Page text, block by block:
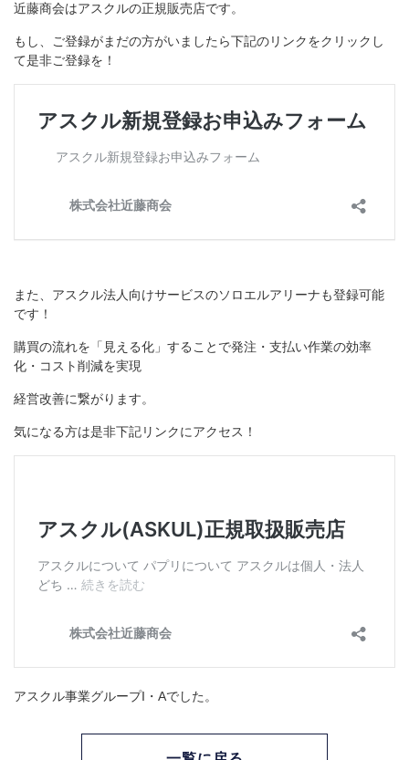
近藤商会はアスクルの正規販売店です。
もし、ご登録がまだの方がいましたら下記のリンクをクリックし
て是非ご登録を！
また、アスクル法人向けサービスのソロエルアリーナも登録可能
です！
購買の流れを「見える化」することで発注・支払い作業の効率
化・コスト削減を実現
経営改善に繋がります。
気になる方は是非下記リンクにアクセス！
アスクル事業グループI・Aでした。